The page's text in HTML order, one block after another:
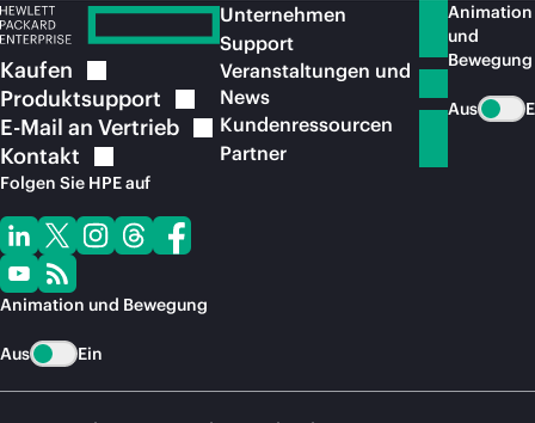
Kaufen
Produktsupport
E-Mail an Vertrieb
Kontakt
Folgen Sie HPE auf
Animation und Bewegung
Aus Ein
Unternehmen
Support
Veranstaltungen und
News
Kundenressourcen
Partner
Animation
und
Bewegung
Aus